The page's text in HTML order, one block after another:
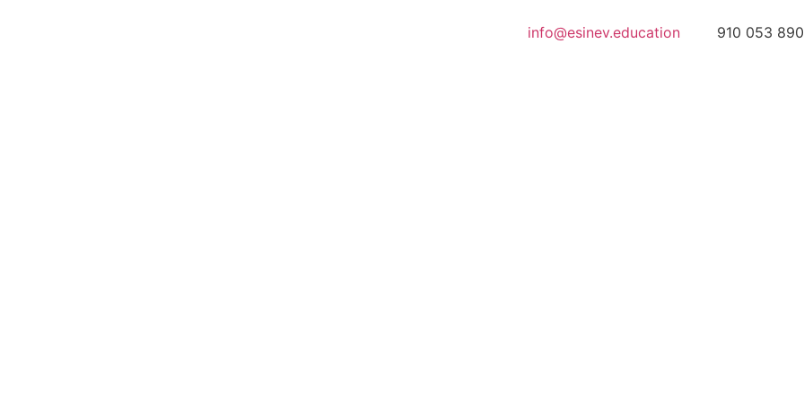
info@esinev.education
910 053 890